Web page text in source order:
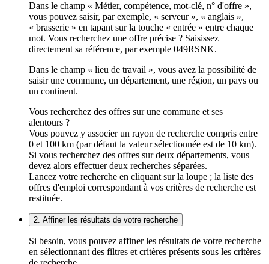
Dans le champ « Métier, compétence, mot-clé, n° d'offre »,
vous pouvez saisir, par exemple, « serveur », « anglais »,
« brasserie » en tapant sur la touche « entrée » entre chaque
mot. Vous recherchez une offre précise ? Saisissez
directement sa référence, par exemple 049RSNK.
Dans le champ « lieu de travail », vous avez la possibilité de
saisir une commune, un département, une région, un pays ou
un continent.
Vous recherchez des offres sur une commune et ses
alentours ?
Vous pouvez y associer un rayon de recherche compris entre
0 et 100 km (par défaut la valeur sélectionnée est de 10 km).
Si vous recherchez des offres sur deux départements, vous
devez alors effectuer deux recherches séparées.
Lancez votre recherche en cliquant sur la loupe ; la liste des
offres d'emploi correspondant à vos critères de recherche est
restituée.
2. Affiner les résultats de votre recherche
Si besoin, vous pouvez affiner les résultats de votre recherche
en sélectionnant des filtres et critères présents sous les critères